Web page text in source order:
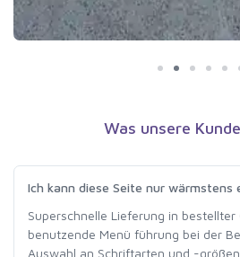
Was unsere
Ich kann diese Seite nur wärmstens
Superschnelle Lieferung in bestellter
benutzende Menü führung bei der
Auswahl an Schriftarten und -